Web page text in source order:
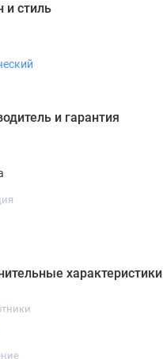
и стиль
и гарантия
характеристики